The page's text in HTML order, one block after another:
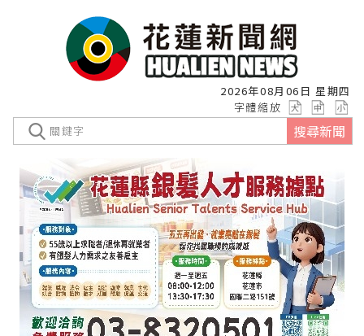
2026年08月06日 星期四
字體縮放
搜尋新聞